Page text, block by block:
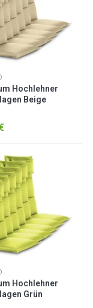
Hochlehner
Beige
Hochlehner
Grün